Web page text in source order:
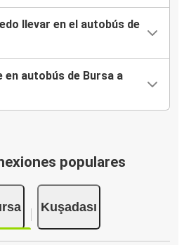
llevar en el autobús de
en autobús de Bursa a
populares
Kuşadası